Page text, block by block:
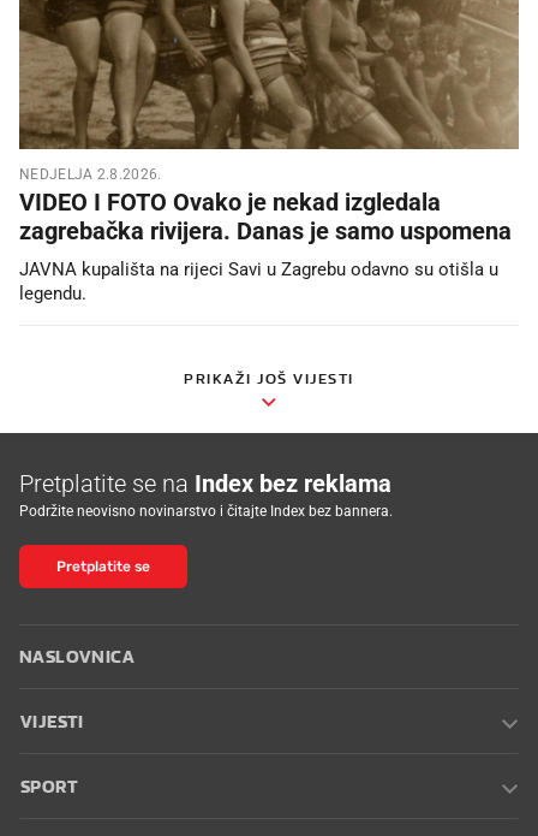
NEDJELJA 2.8.2026.
VIDEO I FOTO Ovako je nekad izgledala
zagrebačka rivijera. Danas je samo uspomena
JAVNA kupališta na rijeci Savi u Zagrebu odavno su otišla u
legendu.
PRIKAŽI JOŠ VIJESTI
Pretplatite se na Index bez reklama
Podržite neovisno novinarstvo i čitajte Index bez bannera.
Pretplatite se
NASLOVNICA
VIJESTI
SPORT